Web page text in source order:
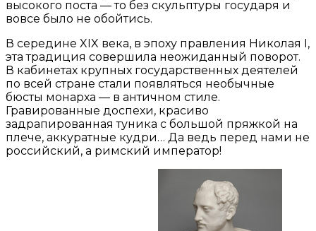
высокого поста — то без скульптуры государя и
вовсе было не обойтись.
В середине XIX века, в эпоху правления Николая I,
эта традиция совершила неожиданный поворот.
В кабинетах крупных государственных деятелей
по всей стране стали появляться необычные
бюсты монарха — в античном стиле.
Гравированные доспехи, красиво
задрапированная туника с большой пряжкой на
плече, аккуратные кудри… Да ведь перед нами не
российский, а римский император!